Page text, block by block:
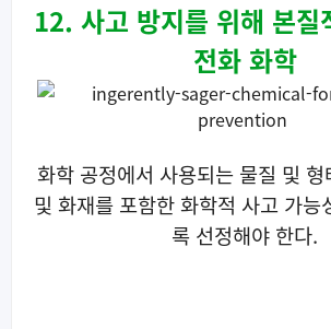
12. 사고 방지를 위해 본질
전화 화학
화학 공정에서 사용되는 물질 및
및 화재를 포함한 화학적 사고 가능
록 선정해야 한다.